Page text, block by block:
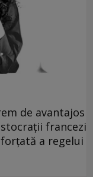
de avantajos
francezi
a regelui